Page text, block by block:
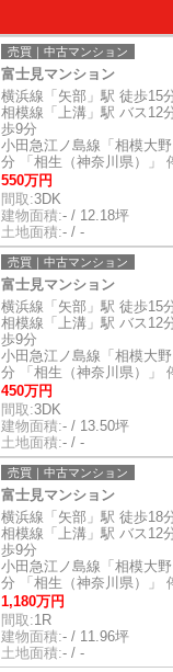
売買｜中古マンション
富士見マンション
横浜線「矢部」駅 徒歩15
相模線「上溝」駅 バス12
歩9分
小田急江ノ島線「相模大
分 「相生（神奈川県）」
550万円
間取:3DK
建物面積:- / 12.18坪
土地面積:- / -
売買｜中古マンション
富士見マンション
横浜線「矢部」駅 徒歩15
相模線「上溝」駅 バス12
歩9分
小田急江ノ島線「相模大
分 「相生（神奈川県）」
450万円
間取:3DK
建物面積:- / 13.50坪
土地面積:- / -
売買｜中古マンション
富士見マンション
横浜線「矢部」駅 徒歩18
相模線「上溝」駅 バス12
歩9分
小田急江ノ島線「相模大
分 「相生（神奈川県）」
1,180万円
間取:1R
建物面積:- / 11.96坪
土地面積:- / -